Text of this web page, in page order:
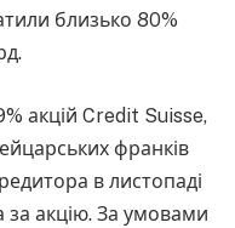
близько 80%
акцій Credit Suisse,
франків
в листопаді
акцію. За умовами